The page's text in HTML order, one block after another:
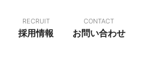
RECRUIT
採用情報
CONTACT
お問い合わせ